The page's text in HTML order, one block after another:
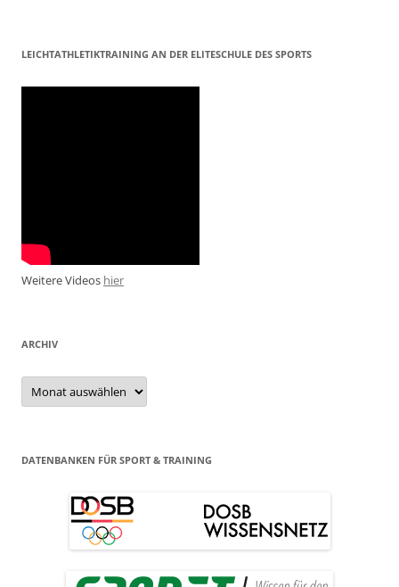
LEICHTATHLETIKTRAINING AN DER ELITESCHULE DES SPORTS
Weitere Videos hier
ARCHIV
Archiv
DATENBANKEN FÜR SPORT & TRAINING